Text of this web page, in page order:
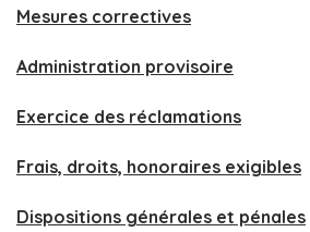
Mesures correctives
Administration provisoire
Exercice des réclamations
Frais, droits, honoraires exigibles
Dispositions générales et pénales